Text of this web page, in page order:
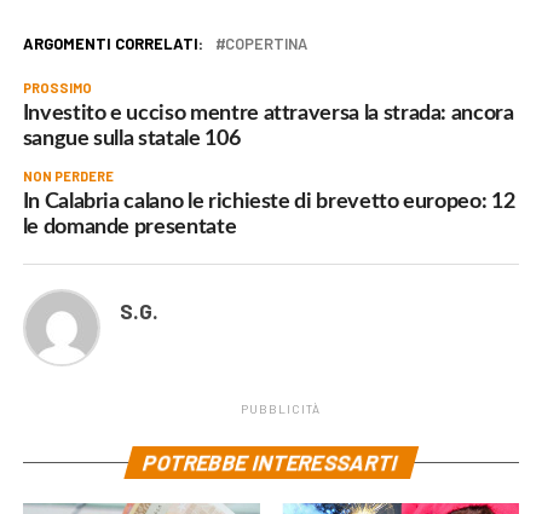
ARGOMENTI CORRELATI: COPERTINA
PROSSIMO
Investito e ucciso mentre attraversa la strada: ancora
sangue sulla statale 106
NON PERDERE
In Calabria calano le richieste di brevetto europeo: 12
le domande presentate
S.G.
PUBBLICITÀ
POTREBBE INTERESSARTI